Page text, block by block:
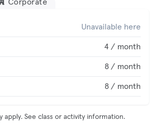
Corporate
Unavailable here
4 / month
8 / month
8 / month
apply. See class or activity information.